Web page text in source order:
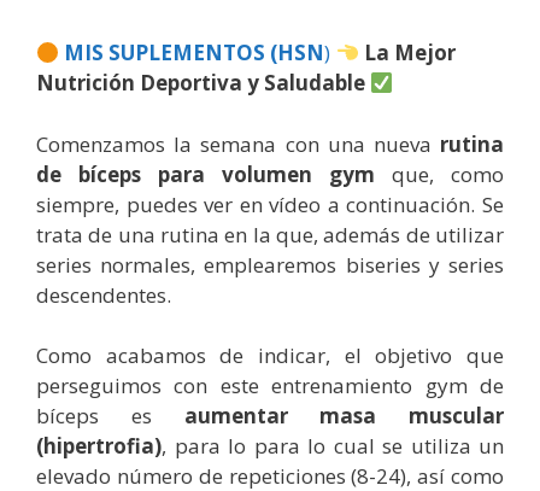
MIS SUPLEMENTOS (HSN)
La Mejor
Nutrición Deportiva y Saludable
Comenzamos la semana con una nueva rutina
de bíceps para volumen gym que, como
siempre, puedes ver en vídeo a continuación. Se
trata de una rutina en la que, además de utilizar
series normales, emplearemos biseries y series
descendentes.
Como acabamos de indicar, el objetivo que
perseguimos con este entrenamiento gym de
bíceps es aumentar masa muscular
(hipertrofia), para lo para lo cual se utiliza un
elevado número de repeticiones (8-24), así como